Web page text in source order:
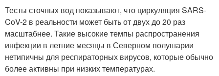
Тесты сточных вод показывают, что циркуляция SARS-
CoV-2 в реальности может быть от двух до 20 раз
масштабнее. Такие высокие темпы распространения
инфекции в летние месяцы в Северном полушарии
нетипичны для респираторных вирусов, которые обычно
более активны при низких температурах.